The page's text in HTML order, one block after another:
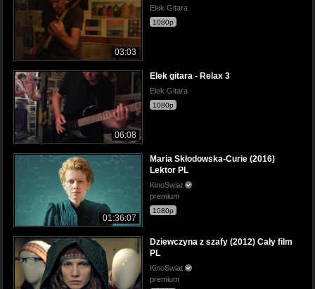
03:03
Elek Gitara
1080p
06:08
Elek gitara - Relax 3
Elek Gitara
1080p
01:36:07
Maria Skłodowska-Curie (2016)
Lektor PL
KinoSwiat
premium
1080p
Dziewczyna z szafy (2012) Cały film
PL
KinoSwiat
premium